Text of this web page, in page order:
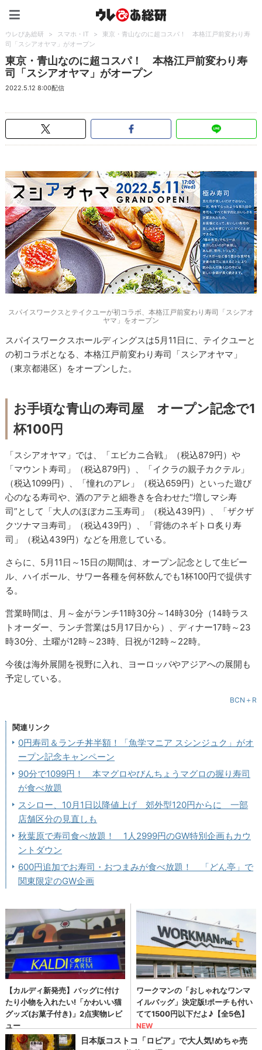
ウレぴあ総研 > スマホ・IT >
東京・青山なのに超コスパ！ 本格江戸前変わり寿
司「スシアオヤマ」がオープン
東京・青山なのに超コスパ！ 本格江戸前変わり寿
司「スシアオヤマ」がオープン
2022.5.12 8:00配信
スパイスワークスとテイクユーが初コラボ、本格江戸前変わり寿司「スシアオ
ヤマ」をオープン
スパイスワークスホールディングスは5月11日に、テイクユーと
の初コラボとなる、本格江戸前変わり寿司「スシアオヤマ」
（東京都港区）をオープンした。
お手頃な青山の寿司屋 オープン記念で1
杯100円
「スシアオヤマ」では、「エビカニ合戦」（税込879円）や
「マウント寿司」（税込879円）、「イクラの親子カクテル」
（税込1099円）、「憧れのアレ」（税込659円）といった遊び
心のなる寿司や、酒のアテと細巻きを合わせた“増しマシ寿
司”として「大人のほぼカニ玉寿司」（税込439円）、「ザクザ
クツナマヨ寿司」（税込439円）、「背徳のネギトロ炙り寿
司」（税込439円）などを用意している。
さらに、5月11日～15日の期間は、オープン記念として生ビー
ル、ハイボール、サワー各種を何杯飲んでも1杯100円で提供す
る。
営業時間は、月～金がランチ11時30分～14時30分（14時ラス
トオーダー、ランチ営業は5月17日から）、ディナー17時～23
時30分、土曜が12時～23時、日祝が12時～22時。
今後は海外展開を視野に入れ、ヨーロッパやアジアへの展開も
予定している。
BCN＋R
関連リンク
0円寿司＆ランチ丼半額！「魚学マニア スシンジュク」がオ
ープン記念キャンペーン
90分で1099円！ 本マグロやびんちょうマグロの握り寿司
が食べ放題
スシロー、10月1日以降値上げ 郊外型120円からに 一部
店舗区分の見直しも
秋葉原で寿司食べ放題！ 1人2999円のGW特別企画もカウ
ントダウン
600円追加でお寿司・おつまみが食べ放題！ 「どん亭」で
関東限定のGW企画